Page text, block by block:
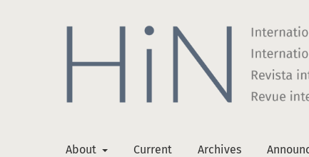
About Current Archives